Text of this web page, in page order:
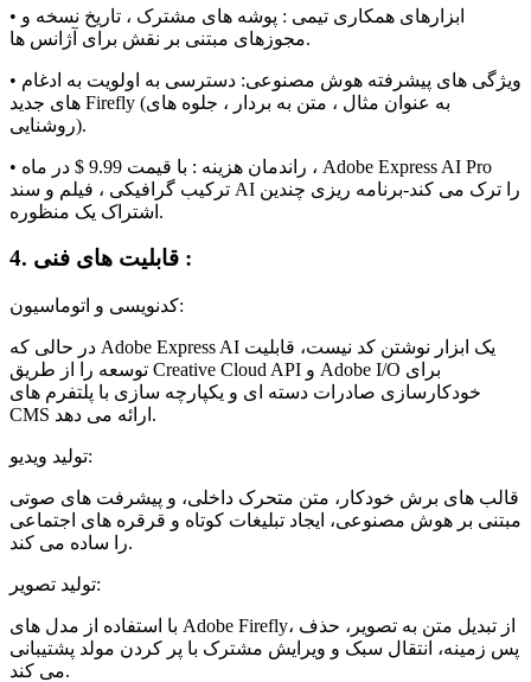
• ابزارهای همکاری تیمی : پوشه های مشترک ، تاریخ نسخه و
مجوزهای مبتنی بر نقش برای آژانس ها.
• ویژگی های پیشرفته هوش مصنوعی: دسترسی به اولویت به ادغام
های جدید Firefly (به عنوان مثال ، متن به بردار ، جلوه های
روشنایی).
• راندمان هزینه : با قیمت 9.99 $ در ماه ، Adobe Express AI Pro
ترکیب گرافیکی ، فیلم و سند AI را ترک می کند-برنامه ریزی چندین
اشتراک یک منظوره.
4. قابلیت های فنی :
کدنویسی و اتوماسیون:
در حالی که Adobe Express AI یک ابزار نوشتن کد نیست، قابلیت
توسعه را از طریق Creative Cloud API و Adobe I/O برای
خودکارسازی صادرات دسته ای و یکپارچه سازی با پلتفرم های
CMS ارائه می دهد.
تولید ویدیو:
قالب های برش خودکار، متن متحرک داخلی، و پیشرفت های صوتی
مبتنی بر هوش مصنوعی، ایجاد تبلیغات کوتاه و قرقره های اجتماعی
را ساده می کند.
تولید تصویر:
با استفاده از مدل های Adobe Firefly، از تبدیل متن به تصویر، حذف
پس زمینه، انتقال سبک و ویرایش مشترک با پر کردن مولد پشتیبانی
می کند.